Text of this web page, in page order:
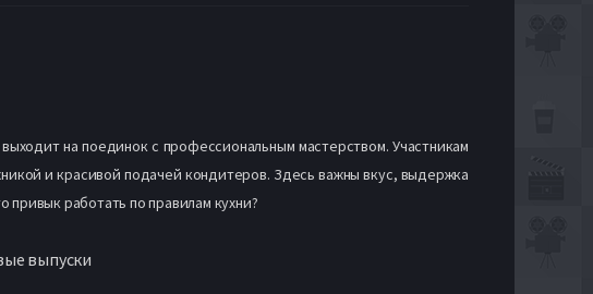
на поединок с профессиональным мастерством. Участникам
и красивой подачей кондитеров. Здесь важны вкус, выдержка
работать по правилам кухни?
выпуски